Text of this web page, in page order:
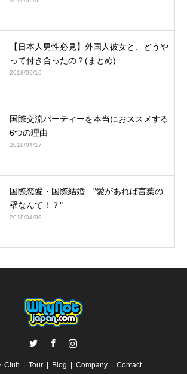
【日本人男性必見】外国人彼女と、どうや
って付き合ったの？(まとめ)
2018/06/16
国際交流パーティーを本当におススメする
6つの理由
2018/04/17
国際恋愛・国際結婚 "愛があれば言葉の
壁なんて！？"
2018/04/09
Club Tour Blog Company Contact